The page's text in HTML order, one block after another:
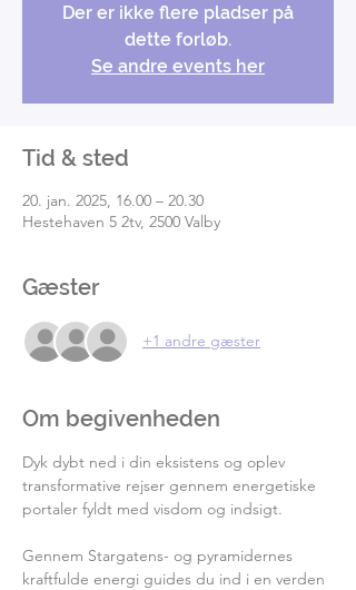
Der er ikke flere pladser på
dette forløb.
Se andre events her
Tid & sted
20. jan. 2025, 16.00 – 20.30
Hestehaven 5 2tv, 2500 Valby
Gæster
+1 andre gæster
Om begivenheden
Dyk dybt ned i din eksistens og oplev
transformative rejser gennem energetiske
portaler fyldt med visdom og indsigt.
Gennem Stargatens- og pyramidernes
kraftfulde energi guides du ind i en verden